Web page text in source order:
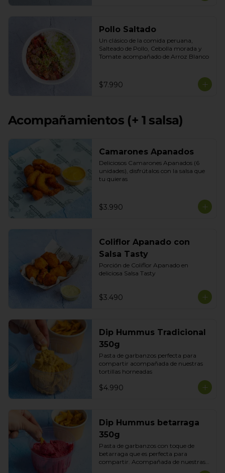
Pollo Saltado
Un clásico de la comida peruana,
Salteado de Pollo, Cebolla morada y
Tomate acompañado de Arroz Blanco
$7.990
Acompañamientos (+ 1 salsa)
Camarones Apanados
Deliciosos Camarones Apanados (6
unidades), disfrútalos con la salsa que
tu quieras
$3.990
Coliflor Apanado con
Salsa Tasty
Porción de Coliflor Apanado en
deliciosa Salsa Tasty
$3.490
Dip Hummus Tradicional
350g
Pasta de garbanzos perfecta para
compartir acompañada de nuestras
tortillas horneadas
$4.990
Dip Hummus betarraga
350g
Pasta de garbanzos con toque de
betarraga que es perfecta para
compartir. Acompañada de nuestras